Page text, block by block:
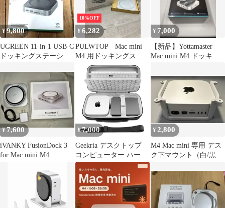
ルバー 純箱 ]：未開封
¥9,800
UGREEN 11-in-1 USB-C
ドッキングステーショ
10%OFF
¥6,282
PULWTOP Mac mini
M4 用ドッキングステ
ーション (A4-118) T
¥ 7,000
【新品】Yottamaster
Mac mini M4 ドッキン
¥7,600
iVANKY FusionDock 3
for Mac mini M4
¥7,000
Geekria デスクトップ
コンピューター ハード
シェル トラベルケース
アップル Apple 2026
Mac Mini M5 / Apple
2024 Mac Mini M4 /
Mini M4 Proに対応
¥2,800
M4 Mac mini 専用 デス
ク下マウント（白/黒対